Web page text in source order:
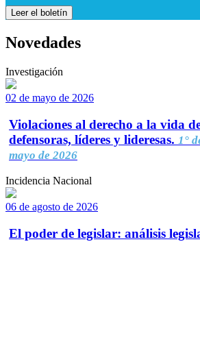
Leer el boletín
Novedades
Investigación
02 de mayo de 2026
Violaciones al derecho a la vida
defensoras, líderes y lideresas. 1°
mayo de 2026
Incidencia Nacional
06 de agosto de 2026
El poder de legislar: análisis